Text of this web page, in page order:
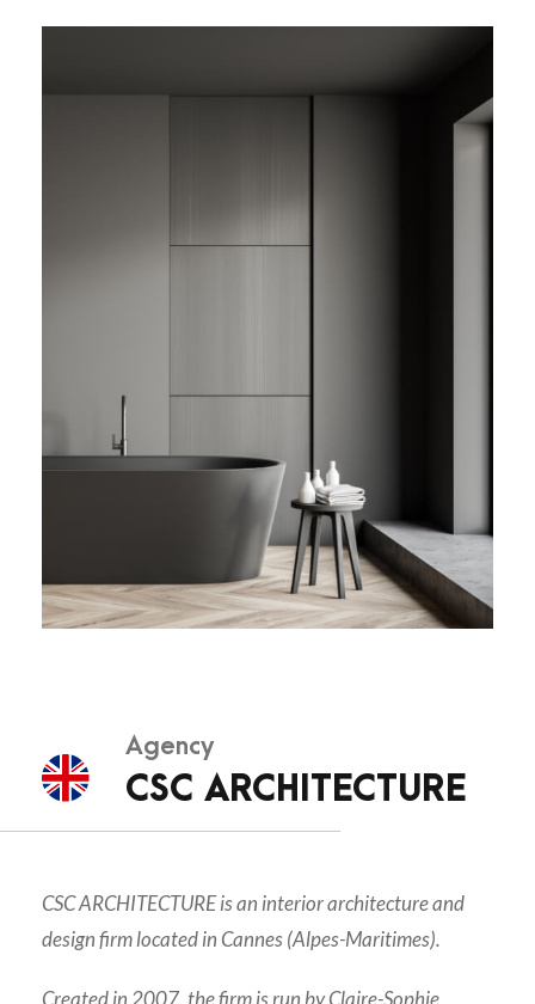
Agency
CSC ARCHITECTURE
CSC ARCHITECTURE is an interior architecture and
design firm located in Cannes (Alpes-Maritimes).
Created in 2007, the firm is run by Claire-Sophie